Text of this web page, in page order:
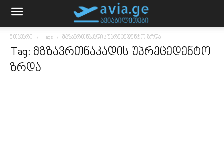
მთავარი Tags მგზავრთნაკადის უპრეცედენტო ზრდა
Tag: მგზავრთნაკადის უპრეცედენტო
ზრდა